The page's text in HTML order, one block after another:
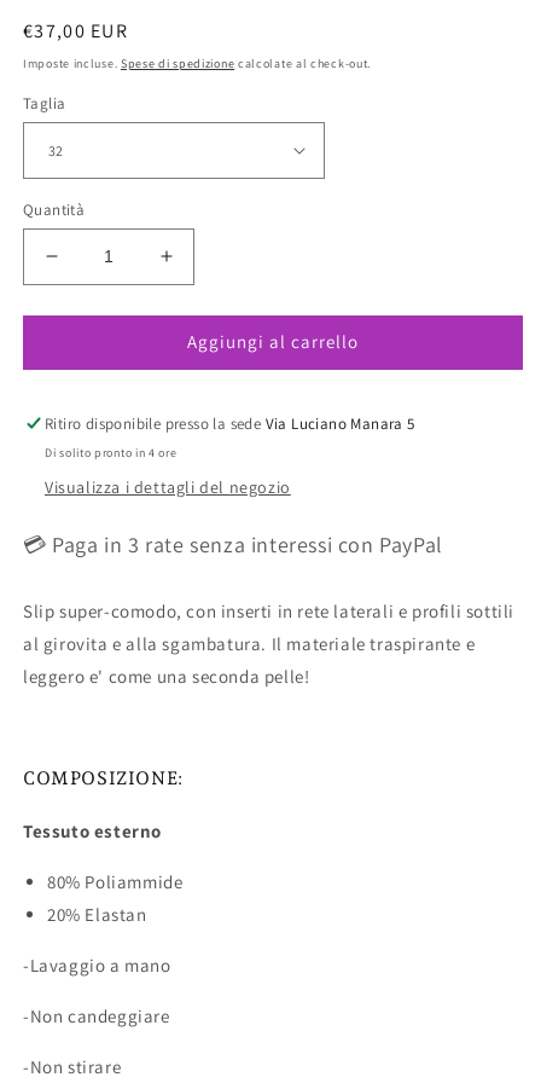
Prezzo
di
€37,00 EUR
Imposte incluse. Spese di spedizione calcolate al check-out.
Taglia
Quantità
Diminuisci
quantità
per
Panty
Aumenta
quantità
per
Slip
Panty
Aggiungi al carrello
Ritiro disponibile presso la sede Via Luciano Manara 5
Di solito pronto in 4 ore
Visualizza i dettagli del negozio
💳 Paga in 3 rate senza interessi con PayPal
Slip super-comodo, con inserti in rete laterali e profili sottili
al girovita e alla sgambatura. Il materiale traspirante e
leggero e' come una seconda pelle!
COMPOSIZIONE:
Tessuto esterno
80% Poliammide
20% Elastan
-Lavaggio a mano
-Non candeggiare
-Non stirare